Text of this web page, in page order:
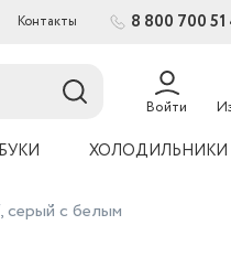
Контакты 8 800 700
Войти
ХОЛОДИЛЬНИКИ
серый с белым